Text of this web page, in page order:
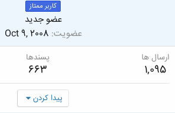
کاربر ممتاز
عضو جدید
عضویت Oct 9, 2008
ارسال ها
1,095
پسندها
663
پیدا کردن